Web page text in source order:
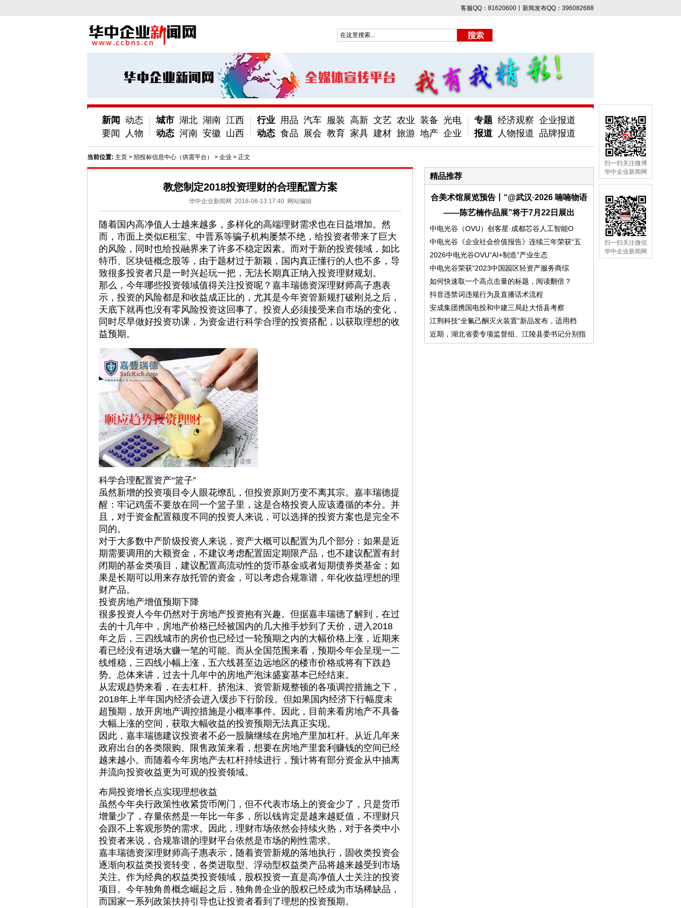
客服QQ：81620600丨新闻发布QQ：396082688
新闻
要闻
动态
人物
城市
动态
湖北 湖南 江西
河南 安徽 山西
行业
动态
用品 汽车 服装 高新 文艺 农业 装备 光电
食品
展会 教育 家具 建材 旅游 地产 企业
专题
报道
经济观察 企业报道
人物报道 品牌报道
扫一扫关注微博
华中企业新闻网
扫一扫关注微信
华中企业新闻网
当前位置: 主页 > 招投标信息中心（供需平台） > 企业 > 正文
教您制定2018投资理财的合理配置方案
华中企业新闻网 2018-06-13 17:40 网站编辑
随着国内高净值人士越来越多，多样化的高端理财需求也在日益增加。然
而，市面上类似E租宝、中晋系等骗子机构屡禁不绝，给投资者带来了巨大
的风险，同时也给投融界来了许多不稳定因素。而对于新的投资领域，如比
特币、区块链概念股等，由于题材过于新颖，国内真正懂行的人也不多，导
致很多投资者只是一时兴起玩一把，无法长期真正纳入投资理财规划。
那么，今年哪些投资领域值得关注投资呢？嘉丰瑞德资深理财师高子惠表
示，投资的风险都是和收益成正比的，尤其是今年资管新规打破刚兑之后，
天底下就再也没有零风险投资这回事了。投资人必须接受来自市场的变化，
同时尽早做好投资功课，为资金进行科学合理的投资搭配，以获取理想的收
益预期。
科学合理配置资产“篮子”
虽然新增的投资项目令人眼花缭乱，但投资原则万变不离其宗。嘉丰瑞德提
醒：牢记鸡蛋不要放在同一个篮子里，这是合格投资人应该遵循的本分。并
且，对于资金配置额度不同的投资人来说，可以选择的投资方案也是完全不
同的。
对于大多数中产阶级投资人来说，资产大概可以配置为几个部分：如果是近
期需要调用的大额资金，不建议考虑配置固定期限产品，也不建议配置有封
闭期的基金类项目，建议配置高流动性的货币基金或者短期债券类基金；如
果是长期可以用来存放托管的资金，可以考虑合规靠谱，年化收益理想的理
财产品。
投资房地产增值预期下降
很多投资人今年仍然对于房地产投资抱有兴趣。但据嘉丰瑞德了解到，在过
去的十几年中，房地产价格已经被国内的几大推手炒到了天价，进入2018
年之后，三四线城市的房价也已经过一轮预期之内的大幅价格上涨，近期来
看已经没有进场大赚一笔的可能。而从全国范围来看，预期今年会呈现一二
线维稳，三四线小幅上涨，五六线甚至边远地区的楼市价格或将有下跌趋
势。总体来讲，过去十几年中的房地产泡沫盛宴基本已经结束。
从宏观趋势来看，在去杠杆、挤泡沫、资管新规整顿的各项调控措施之下，
2018年上半年国内经济会进入缓步下行阶段。但如果国内经济下行幅度未
超预期，放开房地产调控措施是小概率事件。因此，目前来看房地产不具备
大幅上涨的空间，获取大幅收益的投资预期无法真正实现。
因此，嘉丰瑞德建议投资者不必一股脑继续在房地产里加杠杆。从近几年来
政府出台的各类限购、限售政策来看，想要在房地产里套利赚钱的空间已经
越来越小。而随着今年房地产去杠杆持续进行，预计将有部分资金从中抽离
并流向投资收益更为可观的投资领域。
布局投资增长点实现理想收益
虽然今年央行政策性收紧货币闸门，但不代表市场上的资金少了，只是货币
增量少了，存量依然是一年比一年多，所以钱肯定是越来越贬值，不理财只
会跟不上客观形势的需求。因此，理财市场依然会持续火热，对于各类中小
投资者来说，合规靠谱的理财平台依然是市场的刚性需求。
嘉丰瑞德资深理财师高子惠表示，随着资管新规的落地执行，固收类投资会
逐渐向权益类投资转变，各类进取型、浮动型权益类产品将越来越受到市场
关注。作为经典的权益类投资领域，股权投资一直是高净值人士关注的投资
项目。今年独角兽概念崛起之后，独角兽企业的股权已经成为市场稀缺品，
而国家一系列政策扶持引导也让投资者看到了理想的投资预期。
精品推荐
合美术馆展览预告丨“@武汉·2026 喃喃物语
——陈艺楠作品展”将于7月22日展出
中电光谷（OVU）创客星·成都芯谷人工智能O
中电光谷《企业社会价值报告》连续三年荣获“五
2026中电光谷OVU“AI+制造”产业生态
中电光谷荣获“2023中国园区轻资产服务商综
如何快速取一个高点击量的标题，阅读翻倍？
抖音违禁词违规行为及直播话术流程
安成集团携国电投和中建三局赴大悟县考察
江荆科技“全氟己酮灭火装置”新品发布，适用档
近期，湖北省委专项监督组、江陵县委书记分别指